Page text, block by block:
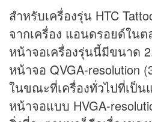
สำหรับเครื่องรุ่น HTC
จากเครื่อง แอนดรอยด์ในต
หน้าจอเครื่องรุ่นนี้มีขนาด
หน้าจอ QVGA-resolution
ในขณะที่เครื่องทั่วไปที่เป็
หน้าจอแบบ HVGA-